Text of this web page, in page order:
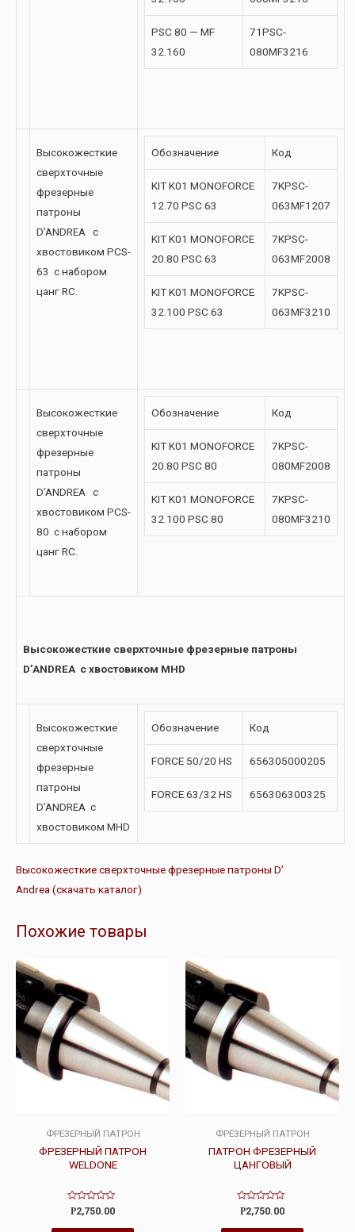
PSC 80 — MF
32.160
71PSC-
080MF3216
Высокожесткие
сверхточные
фрезерные
патроны
D’ANDREA с
хвостовиком PCS-
63 с набором
цанг RC.
Обозначение Код
KIT K01 MONOFORCE
12.70 PSC 63
7KPSC-
063MF1207
KIT K01 MONOFORCE
20.80 PSC 63
7KPSC-
063MF2008
KIT K01 MONOFORCE
32.100 PSC 63
7KPSC-
063MF3210
Высокожесткие
сверхточные
фрезерные
патроны
D’ANDREA с
хвостовиком PCS-
80 с набором
цанг RC.
Обозначение Код
KIT K01 MONOFORCE
20.80 PSC 80
7KPSC-
080MF2008
KIT K01 MONOFORCE
32.100 PSC 80
7KPSC-
080MF3210
Высокожесткие сверхточные фрезерные патроны
D’ANDREA с хвостовиком MHD
Высокожесткие
сверхточные
фрезерные
патроны
D’ANDREA с
хвостовиком MHD
Обозначение Код
FORCE 50/20 HS 656305000205
FORCE 63/32 HS 656306300325
Высокожесткие сверхточные фрезерные патроны D’
Andrea (скачать каталог)
Похожие товары
ФРЕЗЕРНЫЙ ПАТРОН
ФРЕЗЕРНЫЙ ПАТРОН
WELDONE
Оценка
0
из
Р2,750.00
ФРЕЗЕРНЫЙ ПАТРОН
ПАТРОН ФРЕЗЕРНЫЙ
ЦАНГОВЫЙ
Оценка
0
из
Р2,750.00